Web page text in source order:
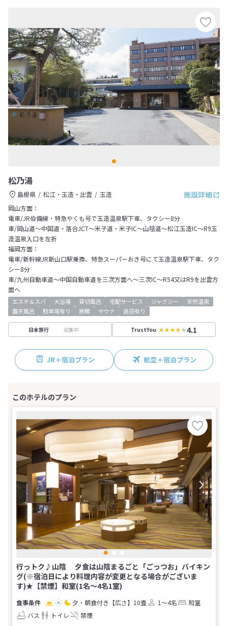
松乃湯
施設詳細
島根県 松江・玉造・出雲
玉造
岡山方面：
電車/JR伯備線・特急やくも号で玉造温泉駅下車、タクシー8分
車/岡山道～中国道・落合JCT～米子道・米子IC～山陰道～松江玉造IC～R9玉
造温泉入口を左折
福岡方面：
電車/新幹線JR新山口駅乗換、特急スーパーおき号にて玉造温泉駅下車、タク
シー8分
車/九州自動車道～中国自動車道を三次方面へ～三次IC～R54又はR9を出雲方
面へ
エステ＆スパ 大浴場 貸切風呂 宅配サービス ジャグジー
天然温泉
露天風呂
駐車場有り 旅館 サウナ 送迎有り
日本旅行 収集中 TrustYou 4.1
JR＋宿泊プラン 航空＋宿泊プラン
行っトク♪山陰 夕食は山陰まるごと「ごっつお」バイキン
グ(※宿泊日により料理内容が変更となる場合がございま
す)★【禁煙】和室(1名～4名1室)
夕・朝食付き 【広さ】10畳 1～4名
和室
バス
トイレ 禁煙